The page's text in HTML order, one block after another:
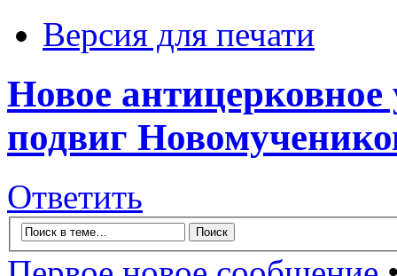
Версия для печати
Новое
подвиг
Ответить